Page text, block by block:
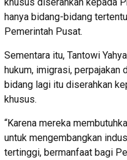
hanya bidang-bidang
Pemerintah Pusat.
Sementara itu, Tantowi
hukum, imigrasi,
bidang lagi itu diserahkan
khusus.
“Karena mereka
untuk mengembangkan
tertinggi, bermanfaat bagi